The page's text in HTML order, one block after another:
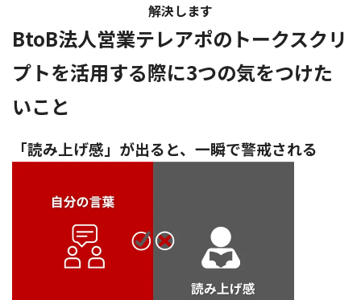
解決します
BtoB法人営業テレアポのトークスクリ
プトを活用する際に3つの気をつけた
いこと
「読み上げ感」が出ると、一瞬で警戒される